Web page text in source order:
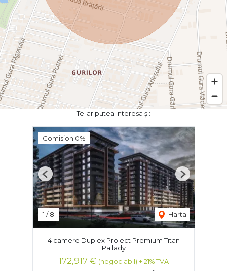
Te-ar putea interesa și:
Comision 0%
1 /8 Harta
Previous Next
4 camere Duplex Proiect Premium Titan
Pallady
172,917 € (negociabil) + 21% TVA